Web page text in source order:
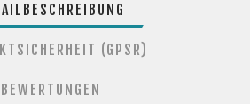
(GPSR)
BEWERTUNGEN